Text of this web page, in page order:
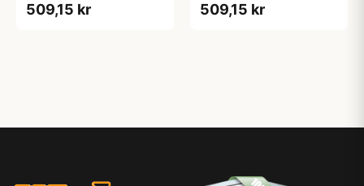
509,15 kr 509,15 kr